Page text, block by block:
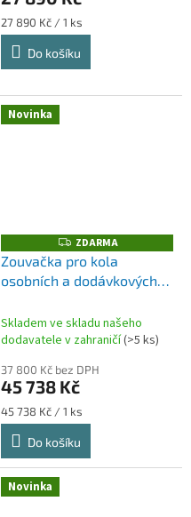
Měrná
cena:
27 890 Kč / 1 ks
Do košíku
Novinka
Z
D
A
R
ZDARMA
Zouvačka pro kola
osobních a dodávkových
Skladem ve skladu našeho
dodavatele v zahraničí(>5 ks)
37 800 Kč bez DPH
45 738 Kč
Měrná
cena:
45 738 Kč / 1 ks
Do košíku
Novinka